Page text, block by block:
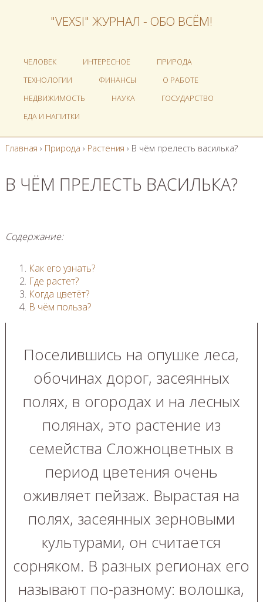
"VEXSI" ЖУРНАЛ - ОБО ВСЁМ!
ЧЕЛОВЕК ИНТЕРЕСНОЕ
ПРИРОДА
ТЕХНОЛОГИИ
ФИНАНСЫ
О РАБОТЕ
НЕДВИЖИМОСТЬ
НАУКА
ГОСУДАРСТВО
ЕДА И НАПИТКИ
Главная › Природа › Растения › В чём прелесть василька?
В ЧЁМ ПРЕЛЕСТЬ ВАСИЛЬКА?
Содержание:
Как его узнать?
Где растет?
Когда цветёт?
В чём польза?
Поселившись на опушке леса,
обочинах дорог, засеянных
полях, в огородах и на лесных
полянах, это растение из
семейства Сложноцветных в
период цветения очень
оживляет пейзаж. Вырастая на
полях, засеянных зерновыми
культурами, он считается
сорняком. В разных регионах его
называют по-разному: волошка,